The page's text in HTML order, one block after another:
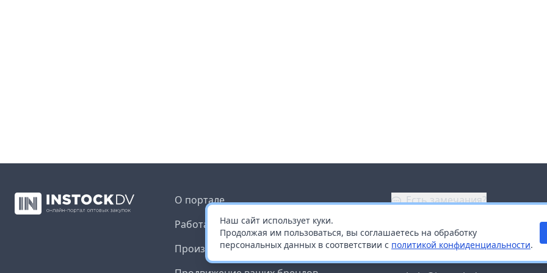
Наш сайт использует куки.
Продолжая им пользоваться, вы соглашаетесь на обработку
персональных данных в соответствии с политикой конфиденциальности.
О портале
Работа с платформой
Производителям и дистрибьюторам
Есть замечания?
Заказать звонок